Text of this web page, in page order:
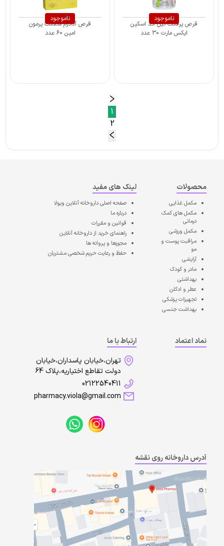
ناموجود
قرص پرفکت نیل اند اسکین
ایکس مارت 30 عدد
ناموجود
قرص آنادرم سلامت پرمون
امین 60 عدد
1
2
محصولات
مکمل غذایی
مکمل های کمک
درمانی
مکمل ورزشی
مراقبت پوست و
مو
آرایشی
مادر و کودک
بهداشتی
عطر و ادکلن
تجهیزات پزشکی
بهداشت جنسی
لینک های مفید
صفحه اصلیداروخانه آنلاین ویولا
درباره ما
قوانین و مقررات
راهنمای خرید از داروخانه آنلاین
مجوزها و پروانه ها
حفظ و رعایت حریم شخصی مشتریان
نماد اعتماد
ارتباط با ما
تهران،خیابان پاسداران،خیابان
دولت تقاطع اختیاریه،پلاک 64
02122540411
pharmacy.viola@gmail.com
آدرس داروخانه روی نقشه